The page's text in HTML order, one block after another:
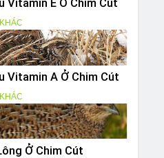
Vitamin E Ở Chim Cút
Vitamin A Ở Chim Cút
Ở Chim Cút